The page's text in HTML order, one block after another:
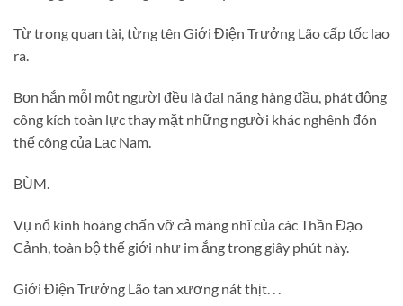
Từ trong quan tài, từng tên Giới Điện Trưởng Lão cấp tốc lao
ra.
Bọn hắn mỗi một người đều là đại năng hàng đầu, phát động
công kích toàn lực thay mặt những người khác nghênh đón
thế công của Lạc Nam.
BÙM.
Vụ nổ kinh hoàng chấn vỡ cả màng nhĩ của các Thần Đạo
Cảnh, toàn bộ thế giới như im ắng trong giây phút này.
Giới Điện Trưởng Lão tan xương nát thịt. . .